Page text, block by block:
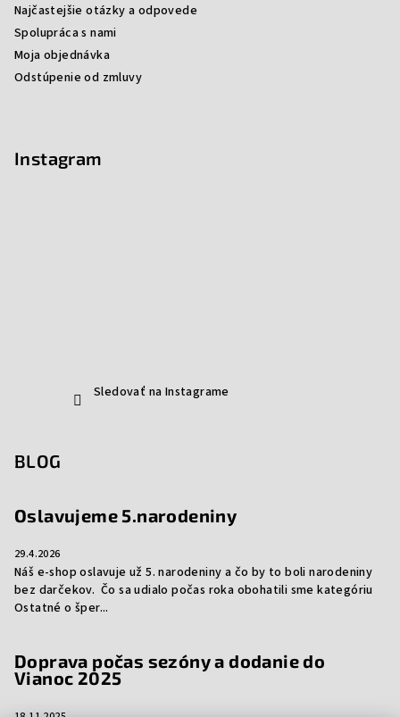
Najčastejšie otázky a odpovede
Spolupráca s nami
Moja objednávka
Odstúpenie od zmluvy
Instagram
Sledovať na Instagrame
BLOG
Oslavujeme 5.narodeniny
29.4.2026
Náš e-shop oslavuje už 5. narodeniny a čo by to boli narodeniny
bez darčekov. Čo sa udialo počas roka obohatili sme kategóriu
Ostatné o šper...
Doprava počas sezóny a dodanie do
Vianoc 2025